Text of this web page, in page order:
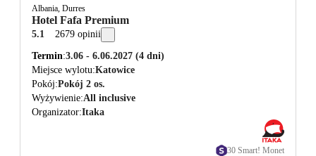
Albania, Durres
Hotel Fafa Premium
5.1 2679 opinii
Termin 3.06 - 6.06.2027 (4 dni)
Miejsce wylotu Katowice
Pokój Pokój 2 os.
Wyżywienie All inclusive
Organizator Itaka
30 Smart! Monet